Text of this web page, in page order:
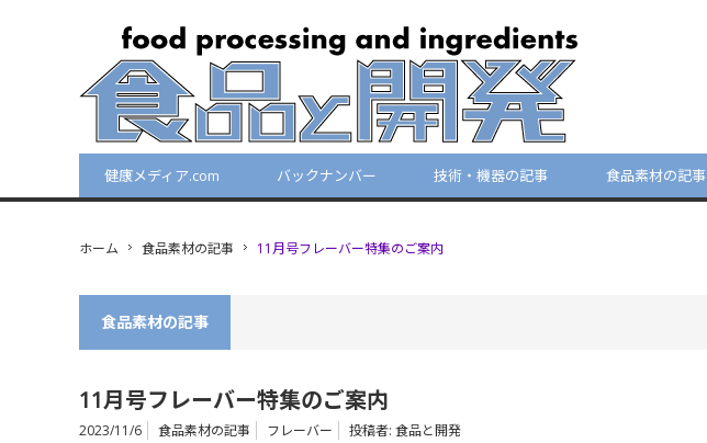
健康メディア.com バックナンバー 技術・機器の記事 食品素材の記事
ホーム 食品素材の記事 11月号フレーバー特集のご案内
食品素材の記事
11月号フレーバー特集のご案内
2023/11/6 食品素材の記事 フレーバー 投稿者: 食品と開発